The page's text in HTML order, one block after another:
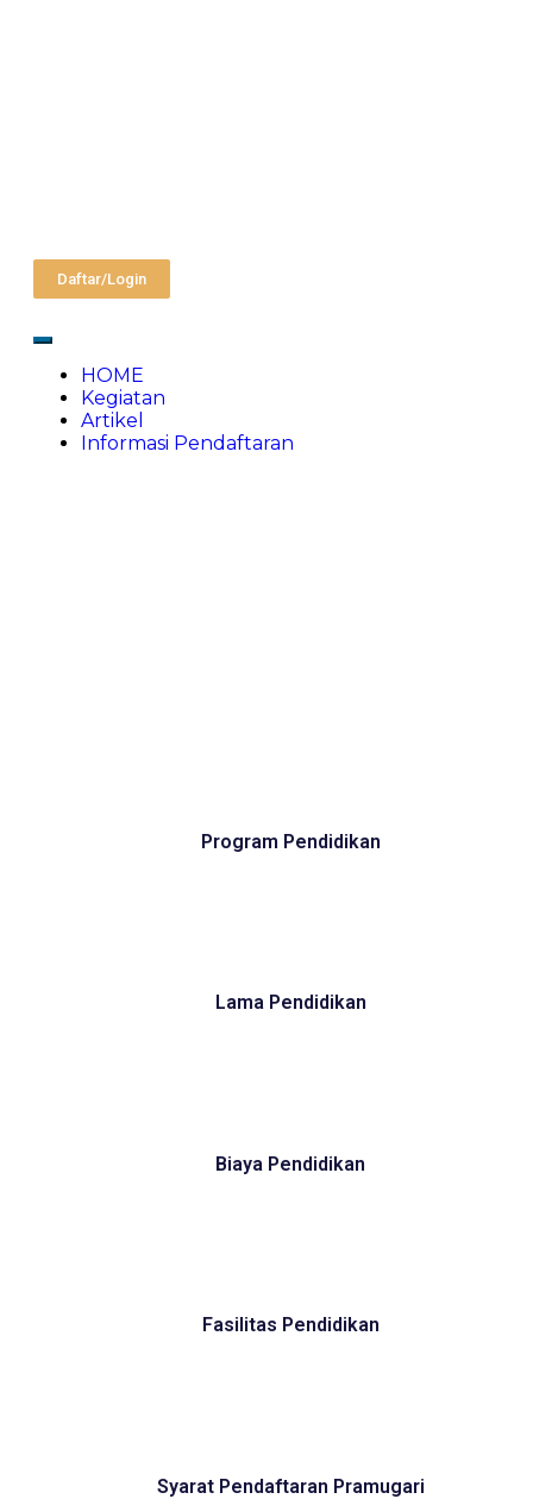
Daftar/Login
HOME
Kegiatan
Artikel
Informasi Pendaftaran
Program Pendidikan
Lama Pendidikan
Biaya Pendidikan
Fasilitas Pendidikan
Syarat Pendaftaran Pramugari